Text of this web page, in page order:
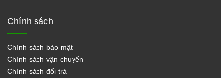
Chính sách
Chính sách bảo mật
Chính sách vận chuyển
Chính sách đổi trả